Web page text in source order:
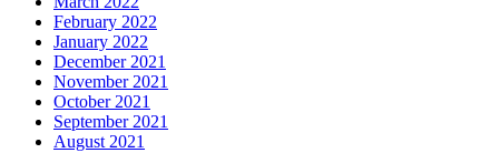
February 2022
January 2022
December 2021
November 2021
October 2021
September 2021
August 2021